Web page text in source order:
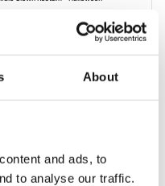
About
and ads, to
to analyse our traffic.
das in sehr seltenen
eine allergische
WARENKORB LEGEN